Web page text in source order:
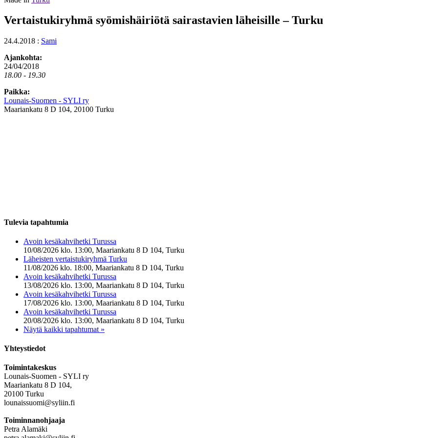
Vertaistukiryhmä syömishäiriötä sairastavien läheisille – Turku
24.4.2018 : Sami
Ajankohta:
24/04/2018
18.00 - 19.30
Paikka:
Lounais-Suomen - SYLI ry
Maariankatu 8 D 104, 20100 Turku
Tulevia tapahtumia
Avoin kesäkahvihetki Turussa
10/08/2026 klo. 13:00, Maariankatu 8 D 104, Turku
Läheisten vertaistukiryhmä Turku
11/08/2026 klo. 18:00, Maariankatu 8 D 104, Turku
Avoin kesäkahvihetki Turussa
13/08/2026 klo. 13:00, Maariankatu 8 D 104, Turku
Avoin kesäkahvihetki Turussa
17/08/2026 klo. 13:00, Maariankatu 8 D 104, Turku
Avoin kesäkahvihetki Turussa
20/08/2026 klo. 13:00, Maariankatu 8 D 104, Turku
Näytä kaikki tapahtumat »
Yhteystiedot
Toimintakeskus
Lounais-Suomen - SYLI ry
Maariankatu 8 D 104,
20100 Turku
lounaissuomi@syliin.fi
Toiminnanohjaaja
Petra Alamäki